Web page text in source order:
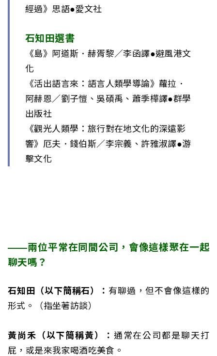
經過》思語●愛文社
石知田選書
《島》阿道斯．赫胥黎／李函譯●避風港文
化
《活出語言來：語言人類學導論》蘿拉．
阿赫恩／劉子愷、吳碩禹、蕭季樺譯●群學
出版社
《觀光人類學：旅行對在地文化的深遠影
響》厄夫．錢伯斯／李宗義、許雅淑譯●游
擊文化
——兩位平常在同間公司，會像這樣聚在一起
聊天嗎？
石知田（以下簡稱石）： 有聊過，但不會像這樣的
形式。（指坐著訪談）
黃尚禾（以下簡稱黃）： 通常在公司都是聊天打
屁，或是來我家喝酒吃美食。